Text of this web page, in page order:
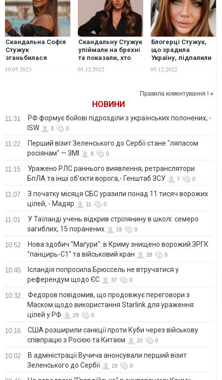
Скандальна Софія
Стужук
зганьбилася
заявою про війну в
Україні: "Це мій
10.05.2023
Скандальну Стужук
упіймали на брехні
та показали, хто
насправді закидав
її дім "коктейлями
05.12.2022
Блогерці Стужук,
що зрадила
Україну, підпалили
будинок: закидали
коктейлями
05.12.2022
Правила коментування ! »
НОВИНИ
11:31
РФ формує бойові підрозділи з українських полонених, -
ISW
3 0
11:22
Перший візит Зеленського до Сербії стане "ляпасом
росіянам" — ЗМІ
8 0
11:15
Уражено РЛС раннього виявлення, ретранслятори
БпЛА та інші об'єкти ворога,- Генштаб ЗСУ
7 0
11:07
З початку місяця СБС уразили понад 11 тисяч ворожих
цілей, - Мадяр
11 0
11:01
У Таїланді учень відкрив стрілянину в школі: семеро
загиблих, 15 поранених
19 0
10:52
Нова здобич "Маґури": в Криму знищено ворожий ЗРГК
"панцирь-С1" та військовий кран
28 0
10:45
Ісландія попросила Брюссель не втручатися у
референдум щодо ЄС
37 0
10:32
Федоров повідомив, що продовжує переговори з
Маском щодо використання Starlink для ураження
цілей у РФ
29 0
10:16
США розширили санкції проти Куби через військову
співпрацю з Росією та Китаєм
20 0
10:02
В адміністрації Вучича анонсували перший візит
Зеленського до Сербії
19 0